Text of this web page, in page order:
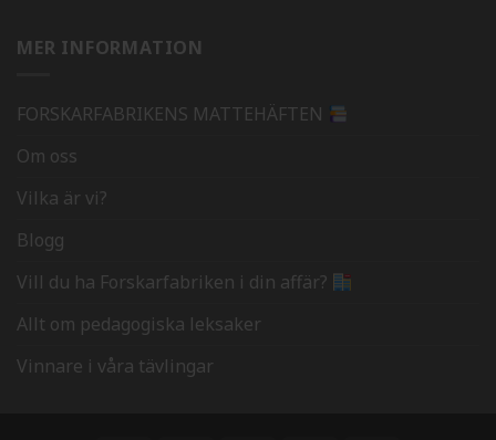
MER INFORMATION
FORSKARFABRIKENS MATTEHÄFTEN
Om oss
Vilka är vi?
Blogg
Vill du ha Forskarfabriken i din affär?
Allt om pedagogiska leksaker
Vinnare i våra tävlingar